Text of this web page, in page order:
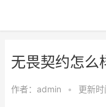
无畏契约怎么
作者： admin • 更新